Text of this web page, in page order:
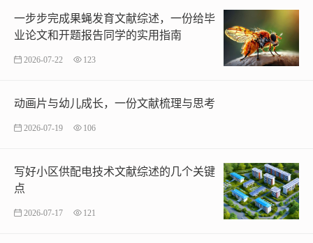
一步步完成果蝇发育文献综述，一份给毕
业论文和开题报告同学的实用指南
2026-07-22 123
动画片与幼儿成长，一份文献梳理与思考
2026-07-19 106
写好小区供配电技术文献综述的几个关键
点
2026-07-17 121